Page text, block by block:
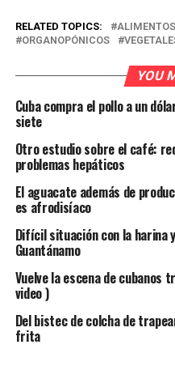
RELATED TOPICS: ALIMENTOS
ORGANOPÓNICOS
YOU
Cuba compra el pollo a un
siete
Otro estudio sobre el café:
problemas hepáticos
El aguacate además de
es afrodisíaco
Difícil situación con la harina
Guantánamo
Vuelve la escena de cubanos
video )
Del bistec de colcha de
frita